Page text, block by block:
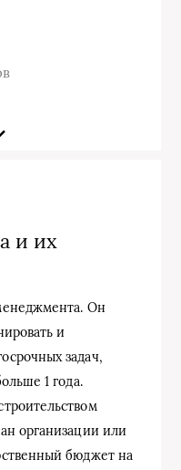
и их
Он
и
задач,
1 года.
организации или
бюджет на